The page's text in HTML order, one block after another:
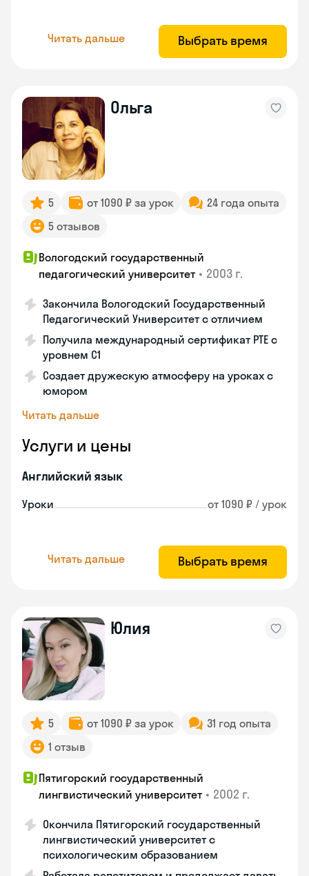
Читать дальше Выбрать время
Ольга
5 от 1090 ₽ за урок
24 года опыта
5 отзывов
Вологодский государственный
педагогический университет • 2003 г.
Закончила Вологодский Государственный
Педагогический Университет с отличием
Получила международный сертификат PTE с
уровнем C1
Создает дружескую атмосферу на уроках с
юмором
Читать дальше
Услуги и цены
Английский язык
Уроки от 1090 ₽ / урок
Читать дальше Выбрать время
Юлия
5 от 1090 ₽ за урок
31 год опыта
1 отзыв
Пятигорский государственный
лингвистический университет • 2002 г.
Окончила Пятигорский государственный
лингвистический университет с
психологическим образованием